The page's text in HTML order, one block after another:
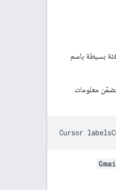
بسيطة باسم
معلومات